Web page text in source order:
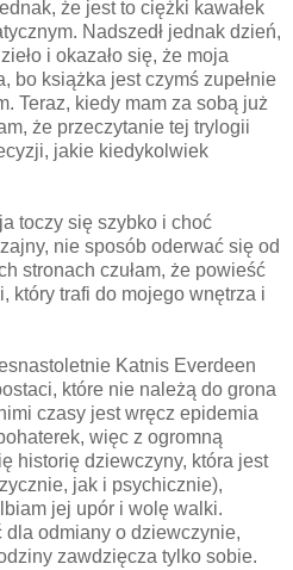
że jest to ciężki kawałek
Nadszedł jednak dzień,
i okazało się, że moja
bo książka jest czymś zupełnie
Teraz, kiedy mam za sobą już
że przeczytanie tej trylogii
jakie kiedykolwiek
toczy się szybko i choć
nie sposób oderwać się od
stronach czułam, że powieść
który trafi do mojego wnętrza i
Katnis Everdeen
które nie należą do grona
czasy jest wręcz epidemia
więc z ogromną
historię dziewczyny, która jest
jak i psychicznie),
jej upór i wolę walki.
dla odmiany o dziewczynie,
zawdzięcza tylko sobie.